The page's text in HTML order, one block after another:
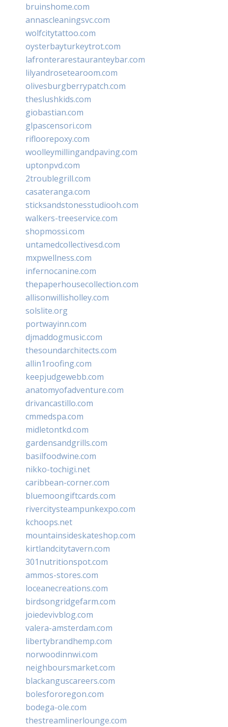
bruinshome.com
annascleaningsvc.com
wolfcitytattoo.com
oysterbayturkeytrot.com
lafronterarestauranteybar.com
lilyandrosetearoom.com
olivesburgberrypatch.com
theslushkids.com
giobastian.com
glpascensori.com
rifloorepoxy.com
woolleymillingandpaving.com
uptonpvd.com
2troublegrill.com
casateranga.com
sticksandstonesstudiooh.com
walkers-treeservice.com
shopmossi.com
untamedcollectivesd.com
mxpwellness.com
infernocanine.com
thepaperhousecollection.com
allisonwillisholley.com
solslite.org
portwayinn.com
djmaddogmusic.com
thesoundarchitects.com
allin1roofing.com
keepjudgewebb.com
anatomyofadventure.com
drivancastillo.com
cmmedspa.com
midletontkd.com
gardensandgrills.com
basilfoodwine.com
nikko-tochigi.net
caribbean-corner.com
bluemoongiftcards.com
rivercitysteampunkexpo.com
kchoops.net
mountainsideskateshop.com
kirtlandcitytavern.com
301nutritionspot.com
ammos-stores.com
loceanecreations.com
birdsongridgefarm.com
joiedevivblog.com
valera-amsterdam.com
libertybrandhemp.com
norwoodinnwi.com
neighboursmarket.com
blackanguscareers.com
bolesfororegon.com
bodega-ole.com
thestreamlinerlounge.com